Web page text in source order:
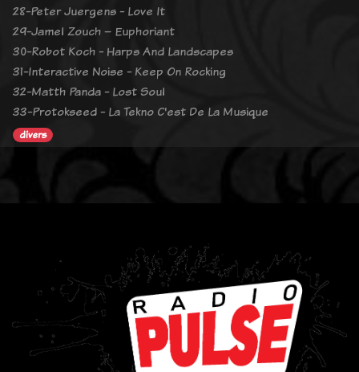
28-Peter Juergens - Love It
29-Jamel Zouch – Euphoriant
30-Robot Koch - Harps And Landscapes
31-Interactive Noise - Keep On Rocking
32-Matth Panda - Lost Soul
33-Protokseed - La Tekno C'est De La Musique
divers